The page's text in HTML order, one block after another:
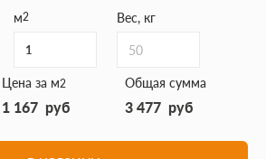
м2 Вес, кг
50
Цена за м2
1 167 руб
Общая сумма
3 477 руб